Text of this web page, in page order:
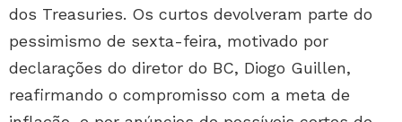
dos Treasuries. Os curtos devolveram parte do
pessimismo de sexta-feira, motivado por
declarações do diretor do BC, Diogo Guillen,
reafirmando o compromisso com a meta de